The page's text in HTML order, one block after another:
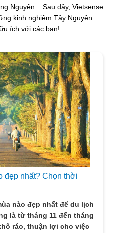
Nguyên... Sau đây, Vietsense
kinh nghiệm Tây Nguyên
ích với các bạn!
đẹp nhất? Chọn thời
nào đẹp nhất để du lịch
là từ tháng 11 đến tháng
ráo, thuận lợi cho việc